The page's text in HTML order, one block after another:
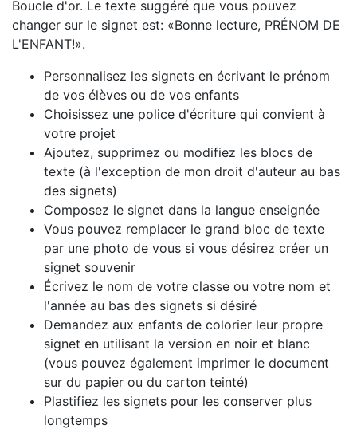
Boucle d'or. Le texte suggéré que vous pouvez
changer sur le signet est: «Bonne lecture, PRÉNOM DE
L'ENFANT!».
Personnalisez les signets en écrivant le prénom
de vos élèves ou de vos enfants
Choisissez une police d'écriture qui convient à
votre projet
Ajoutez, supprimez ou modifiez les blocs de
texte (à l'exception de mon droit d'auteur au bas
des signets)
Composez le signet dans la langue enseignée
Vous pouvez remplacer le grand bloc de texte
par une photo de vous si vous désirez créer un
signet souvenir
Écrivez le nom de votre classe ou votre nom et
l'année au bas des signets si désiré
Demandez aux enfants de colorier leur propre
signet en utilisant la version en noir et blanc
(vous pouvez également imprimer le document
sur du papier ou du carton teinté)
Plastifiez les signets pour les conserver plus
longtemps